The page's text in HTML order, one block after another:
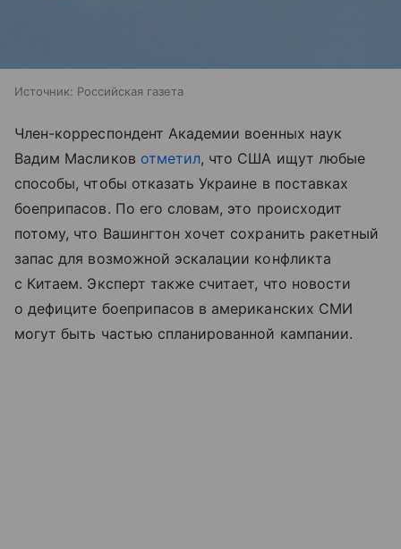
Источник: Российская газета
Член-корреспондент Академии военных наук
Вадим Масликов отметил, что США ищут любые
способы, чтобы отказать Украине в поставках
боеприпасов. По его словам, это происходит
потому, что Вашингтон хочет сохранить ракетный
запас для возможной эскалации конфликта
с Китаем. Эксперт также считает, что новости
о дефиците боеприпасов в американских СМИ
могут быть частью спланированной кампании.